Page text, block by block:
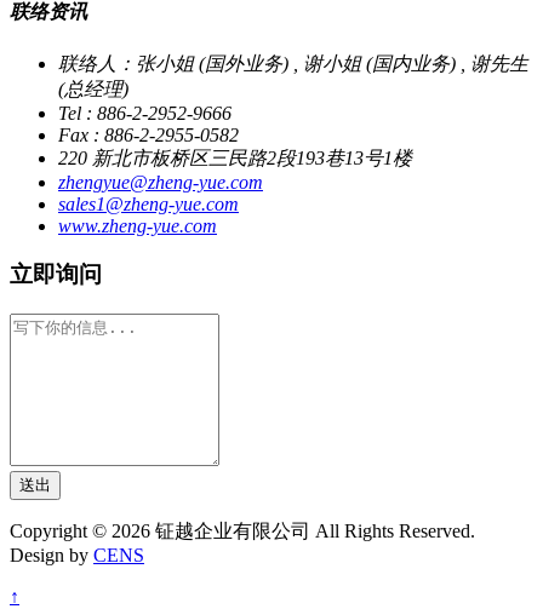
联络资讯
联络人：张小姐 (国外业务) , 谢小姐 (国内业务) , 谢先生
(总经理)
Tel : 886-2-2952-9666
Fax : 886-2-2955-0582
220 新北市板桥区三民路2段193巷13号1楼
zhengyue@zheng-yue.com
sales1@zheng-yue.com
www.zheng-yue.com
立即询问
送出
Copyright © 2026 钲越企业有限公司 All Rights Reserved.
Design by CENS
↑